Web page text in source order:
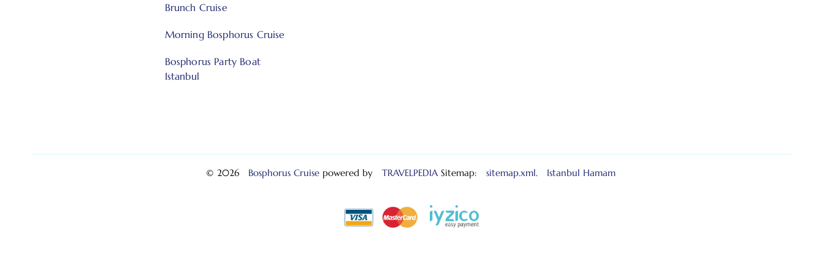
Brunch Cruise
Morning Bosphorus Cruise
Bosphorus Party Boat
Istanbul
© 2026 Bosphorus Cruisepowered by TRAVELPEDIASitemap: sitemap.xml. Istanbul Hamam
Французский Deutsch